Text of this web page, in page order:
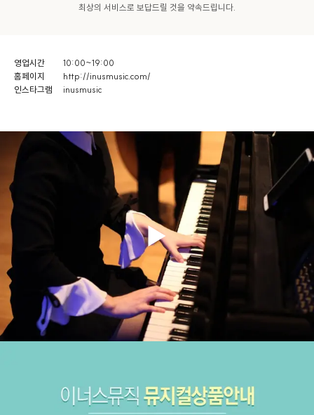
최상의 서비스로 보답드릴 것을 약속드립니다.
영업시간
10:00~19:00
홈페이지
http://inusmusic.com/
인스타그램
inusmusic